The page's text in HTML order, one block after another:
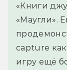
«Книги
«Маугли».
capture
игру ещё